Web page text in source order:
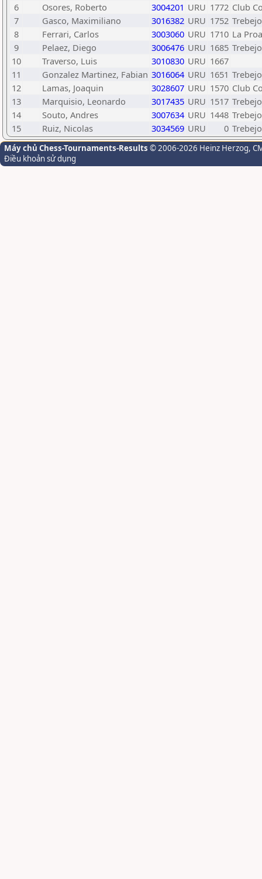
6
Osores, Roberto 3004201 URU 1772 Club
7
Gasco, Maximiliano 3016382 URU 1752
8
Ferrari, Carlos 3003060 URU 1710 La Proa
9
Pelaez, Diego 3006476 URU 1685
10
Traverso, Luis 3010830 URU 1667
11
Gonzalez Martinez, Fabian 3016064 URU 1651
12
Lamas, Joaquin 3028607 URU 1570 Club
13
Marquisio, Leonardo 3017435 URU 1517
14
Souto, Andres 3007634 URU 1448
15
Ruiz, Nicolas 3034569 URU 0
Máy chủ Chess-Tournaments-Results © 2006-2026 Heinz Herzog,
Điều khoản sử dụng